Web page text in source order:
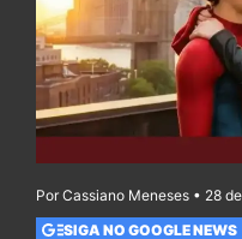
Por Cassiano Meneses • 28
SIGA NO GOOGLE NEWS